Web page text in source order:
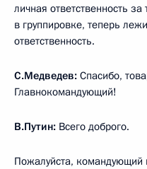
личная ответственность за
в группировке, теперь
ответственность.
С.Медведев: Спасибо,
Главнокомандующий!
В.Путин: Всего доброго.
Пожалуйста, командующий